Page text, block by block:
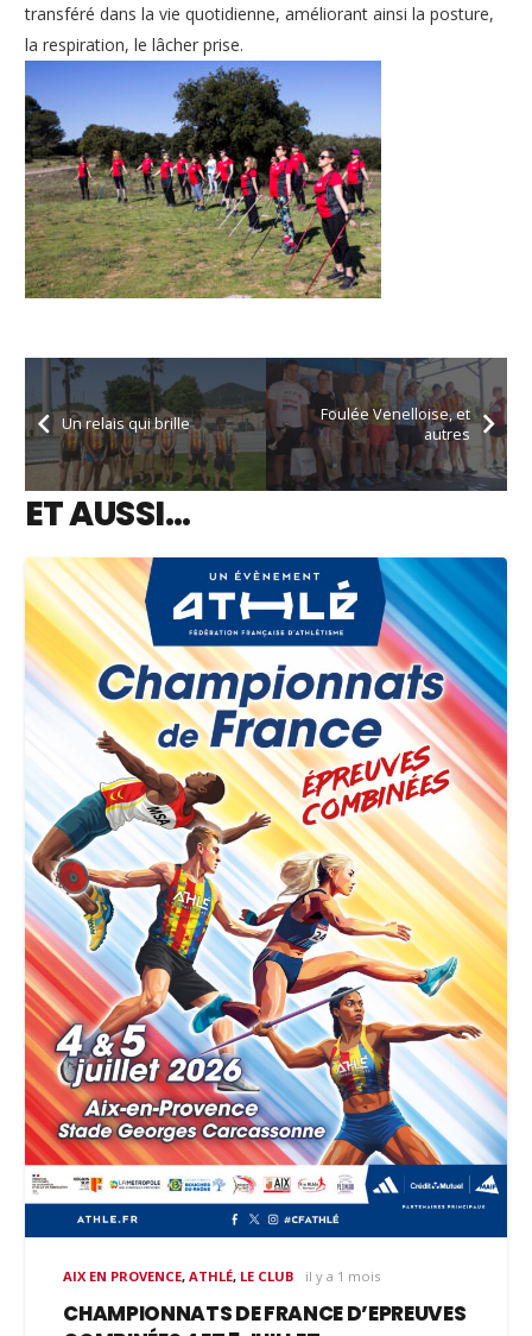
transféré dans la vie quotidienne, améliorant ainsi la posture,
la respiration, le lâcher prise.
Un relais qui brille
Foulée Venelloise, et
autres
ET AUSSI…
AIX EN PROVENCE,ATHLÉ, LE CLUB il y a 1 mois
CHAMPIONNATS DE FRANCE D’EPREUVES